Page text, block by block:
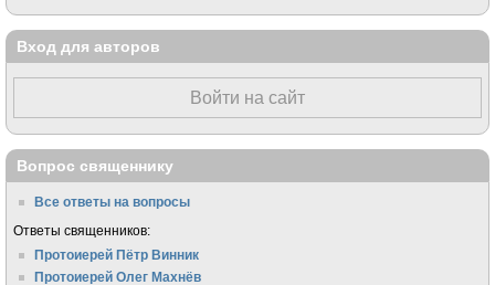
Вход для авторов
Войти на сайт
Вопрос священнику
Все ответы на вопросы
Ответы священников:
Протоиерей Пётр Винник
Протоиерей Олег Махнёв